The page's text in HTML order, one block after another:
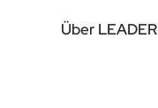
Über LEADER